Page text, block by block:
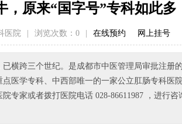
，原来“国字号”专科如此多
医院 浏览次数： 0 在线预约 网上挂号
已横跨三个世纪。是成都市中医管理局审批注册
医学专科、中西部唯一的一家公立肛肠专科医
专家或者拨打医院电话 028-86611987 ，进行